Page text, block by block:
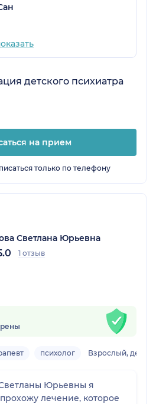
детского психиатра
на прием
только по телефону
Светлана Юрьевна
1 отзыв
психолог Взрослый,
Юрьевны я
лечение, которое